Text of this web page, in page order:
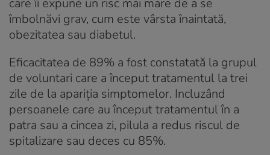
îmbolnăvi grav, cum este vârsta înaintată,
obezitatea sau diabetul.
Eficacitatea de 89% a fost constatată la grupul
de voluntari care a început tratamentul la trei
zile de la apariția simptomelor. Incluzând
persoanele care au început tratamentul în a
patra sau a cincea zi, pilula a redus riscul de
spitalizare sau deces cu 85%.